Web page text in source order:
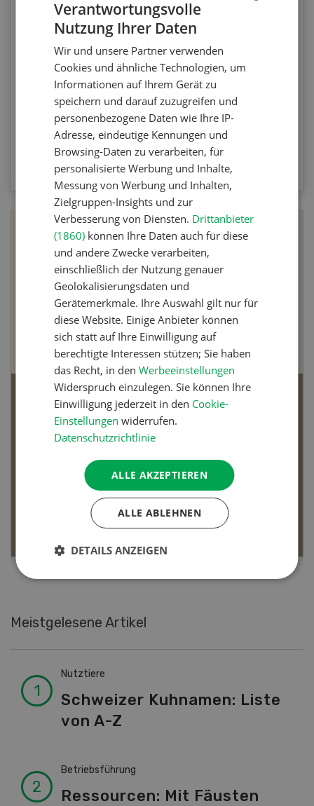
Testen Sie Ihr Wissen. Machen Sie mit am
Agrar-Quiz der UFA-Revue. Die Fragen
beziehen sich auf die Unkrautbekämpfung und
Maschinen zur mechanischen
Unkrautbekämpfung.
ZUM QUIZ
Bio-Artikel
Dossier Bio-Artikel
Meistgelesene Artikel
Nutztiere
Schweizer Kuhnamen: Liste
von A-Z
Betriebsführung
Ressourcen: Mit Fäusten
Verantwortungsvolle
Nutzung Ihrer Daten
Wir und unsere Partner verwenden
Cookies und ähnliche Technologien, um
Informationen auf Ihrem Gerät zu
speichern und darauf zuzugreifen und
personenbezogene Daten wie Ihre IP-
Adresse, eindeutige Kennungen und
Browsing-Daten zu verarbeiten, für
personalisierte Werbung und Inhalte,
Messung von Werbung und Inhalten,
Zielgruppen-Insights und zur
Verbesserung von Diensten. Drittanbieter
(1860) können Ihre Daten auch für diese
und andere Zwecke verarbeiten,
einschließlich der Nutzung genauer
Geolokalisierungsdaten und
Gerätemerkmale. Ihre Auswahl gilt nur für
diese Website. Einige Anbieter können
sich statt auf Ihre Einwilligung auf
berechtigte Interessen stützen; Sie haben
das Recht, in denWerbeeinstellungen
Widerspruch einzulegen. Sie können Ihre
Einwilligung jederzeit in den Cookie-
Einstellungen widerrufen.
Datenschutzrichtlinie
ALLE AKZEPTIEREN
ALLE ABLEHNEN
DETAILS ANZEIGEN